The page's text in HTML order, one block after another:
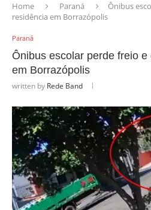
Home Paraná
Ônibus
residência em Borrazópolis
Paraná
Ônibus escolar perde freio
em Borrazópolis
written by Rede Band